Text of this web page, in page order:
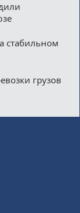
стабильном
грузов